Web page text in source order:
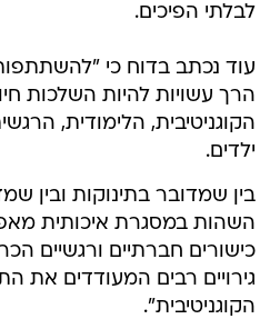
לבלתי הפיכים.
עוד נכתב בדוח כי
הרך עשויות להיות השלכות
הקוגניטיבית, הלימודית,
ילדים.
בין שמדובר בתינוקות ובין
השהות במסגרת איכותית
כישורים חברתיים ורגשיים
גירויים רבים המעודדים את
הקוגניטיבית".